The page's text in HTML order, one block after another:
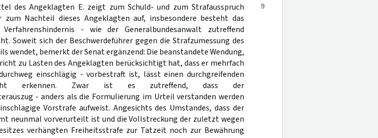
9
des Angeklagten E. zeigt zum Schuld- und zum Strafausspruch
zum Nachteil dieses Angeklagten auf, insbesondere besteht das
- wie der Generalbundesanwalt zutreffend
Soweit sich der Beschwerdeführer gegen die Strafzumessung des
wendet, bemerkt der Senat ergänzend: Die beanstandete Wendung,
zu Lasten des Angeklagten berücksichtigt hat, dass er mehrfach
einschlägig - vorbestraft ist, lässt einen durchgreifenden
erkennen. Zwar ist es zutreffend, dass der
- anders als die Formulierung im Urteil verstanden werden
Vorstrafe aufweist. Angesichts des Umstandes, dass der
neunmal vorverurteilt ist und die Vollstreckung der zuletzt wegen
verhängten Freiheitsstrafe zur Tatzeit noch zur Bewährung